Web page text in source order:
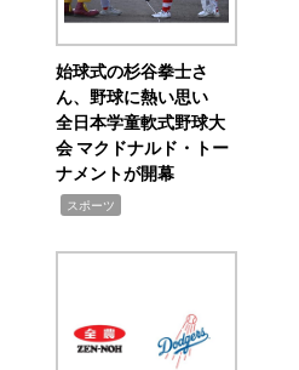
始球式の杉谷拳士さ
ん、野球に熱い思い
全日本学童軟式野球大
会 マクドナルド・トー
ナメントが開幕
スポーツ